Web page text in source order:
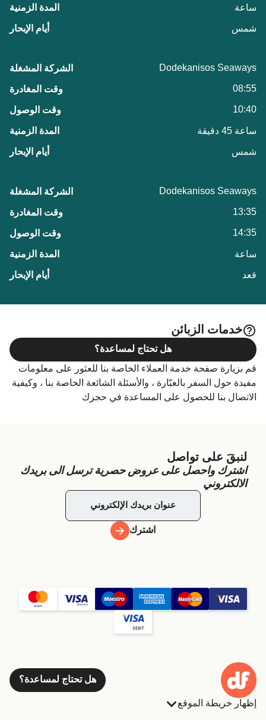
ساعة
شمس
Dodekanisos Seaways
08:55
10:40
ساعة 45 دقيقة
شمس
Dodekanisos Seaways
13:35
14:35
ساعة
قعد
خدمات الزبائن
قم بزيارة صفحة خدمة العملاء الخاصة بنا للعثور على معلومات
مفيدة حول السفر بالعبّارة ، والأسئلة الشائعة الخاصة بنا ، وكيفية
الاتصال بنا للحصول على المساعدة في حجزك
هل تحتاج لمساعدة؟
لنبقَ على تواصل
اشترك واحصل على عروض حصرية ترسل الى بريدك
الالكتروني
اشترك
هل تحتاج لمساعدة؟
إظهار خريطة الموقع